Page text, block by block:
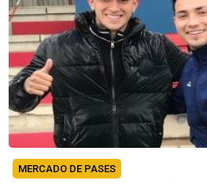
MERCADO DE PASES